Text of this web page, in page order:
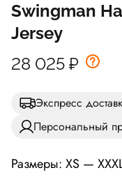
Swingman
Jersey
28 025 ₽
Экспресс
Персональный
Размеры: XS —